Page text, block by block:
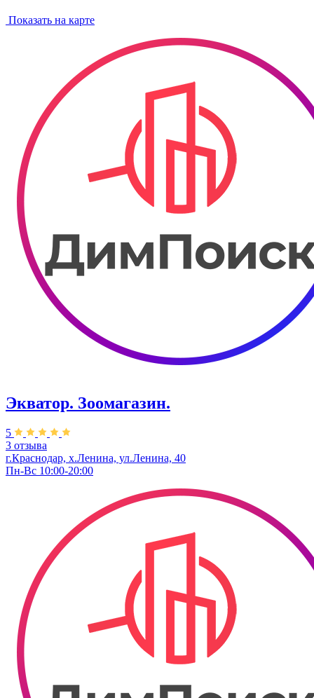
Показать на карте
Экватор. Зоомагазин.
5
3 отзыва
г.Краснодар, х.Ленина, ул.Ленина, 40
Пн-Вс 10:00-20:00